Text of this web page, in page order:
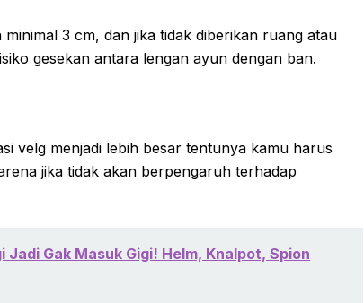
3 cm, dan jika tidak diberikan ruang atau
gesekan antara lengan ayun dengan ban.
velg menjadi lebih besar tentunya kamu harus
jika tidak akan berpengaruh terhadap
Jadi Gak Masuk Gigi! Helm, Knalpot, Spion